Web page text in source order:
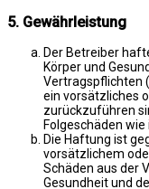
5. Gewährleistung
Der Betreiber
Körper und
Vertragspflichten
ein vorsätzliches
zurückzuführen
Folgeschäden
Die Haftung ist
vorsätzlichem
Schäden aus der
Gesundheit und